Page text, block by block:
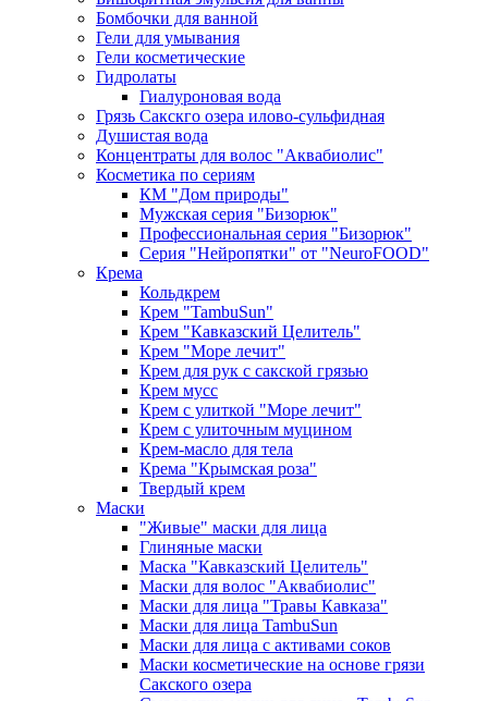
Бомбочки для ванной
Гели для умывания
Гели косметические
Гидролаты
Гиалуроновая вода
Грязь Сакскго озера илово-сульфидная
Душистая вода
Концентраты для волос "Аквабиолис"
Косметика по сериям
КМ "Дом природы"
Мужская серия "Бизорюк"
Профессиональная серия "Бизорюк"
Серия "Нейропятки" от "NeuroFOOD"
Крема
Кольдкрем
Крем "TambuSun"
Крем "Кавказский Целитель"
Крем "Море лечит"
Крем для рук с сакской грязью
Крем мусс
Крем с улиткой "Море лечит"
Крем с улиточным муцином
Крем-масло для тела
Крема "Крымская роза"
Твердый крем
Маски
"Живые" маски для лица
Глиняные маски
Маска "Кавказский Целитель"
Маски для волос "Аквабиолис"
Маски для лица "Травы Кавказа"
Маски для лица TambuSun
Маски для лица с активами соков
Маски косметические на основе грязи
Сакского озера